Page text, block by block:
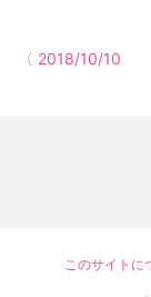
〈 2018/10/10
このサイトに